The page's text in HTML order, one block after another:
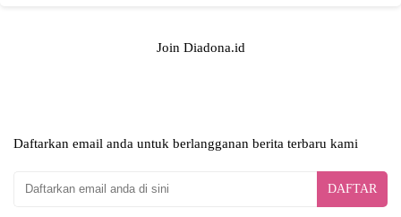
Join Diadona.id
Daftarkan email anda untuk berlangganan berita terbaru kami
DAFTAR